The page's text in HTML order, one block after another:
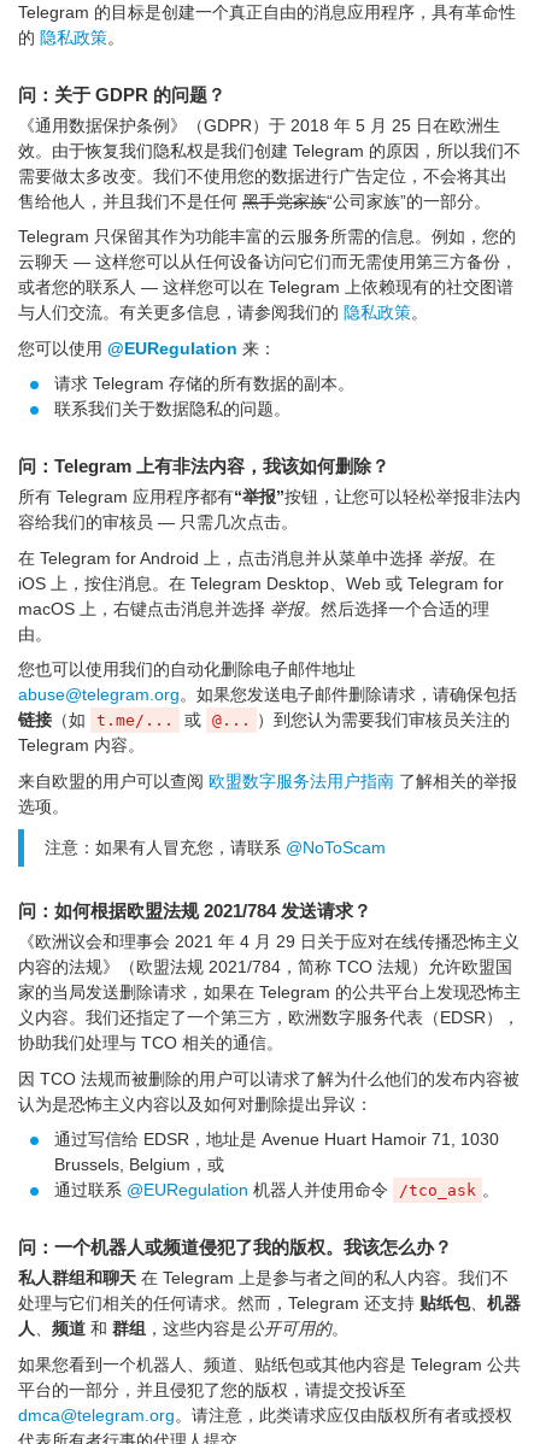
Telegram 的目标是创建一个真正自由的消息应用程序，具有革命性
的 隐私政策。
问：关于 GDPR 的问题？
《通用数据保护条例》（GDPR）于 2018 年 5 月 25 日在欧洲生
效。由于恢复我们隐私权是我们创建 Telegram 的原因，所以我们不
需要做太多改变。我们不使用您的数据进行广告定位，不会将其出
售给他人，并且我们不是任何 黑手党家族“公司家族”的一部分。
Telegram 只保留其作为功能丰富的云服务所需的信息。例如，您的
云聊天 — 这样您可以从任何设备访问它们而无需使用第三方备份，
或者您的联系人 — 这样您可以在 Telegram 上依赖现有的社交图谱
与人们交流。有关更多信息，请参阅我们的 隐私政策。
您可以使用 @EURegulation 来：
请求 Telegram 存储的所有数据的副本。
联系我们关于数据隐私的问题。
问：Telegram 上有非法内容，我该如何删除？
所有 Telegram 应用程序都有“举报”按钮，让您可以轻松举报非法内
容给我们的审核员 — 只需几次点击。
在 Telegram for Android 上，点击消息并从菜单中选择 举报。在
iOS 上，按住消息。在 Telegram Desktop、Web 或 Telegram for
macOS 上，右键点击消息并选择 举报。然后选择一个合适的理
由。
您也可以使用我们的自动化删除电子邮件地址
abuse@telegram.org。如果您发送电子邮件删除请求，请确保包括
链接 （如 t.me/... 或 @...
）到您认为需要我们审核员关注的
Telegram 内容。
来自欧盟的用户可以查阅 欧盟数字服务法用户指南 了解相关的举报
选项。
注意：如果有人冒充您，请联系 @NoToScam
问：如何根据欧盟法规 2021/784 发送请求？
《欧洲议会和理事会 2021 年 4 月 29 日关于应对在线传播恐怖主义
内容的法规》（欧盟法规 2021/784，简称 TCO 法规）允许欧盟国
家的当局发送删除请求，如果在 Telegram 的公共平台上发现恐怖主
义内容。我们还指定了一个第三方，欧洲数字服务代表（EDSR），
协助我们处理与 TCO 相关的通信。
因 TCO 法规而被删除的用户可以请求了解为什么他们的发布内容被
认为是恐怖主义内容以及如何对删除提出异议：
通过写信给 EDSR，地址是 Avenue Huart Hamoir 71, 1030
Brussels, Belgium，或
通过联系 @EURegulation 机器人并使用命令 /tco_ask 。
问：一个机器人或频道侵犯了我的版权。我该怎么办？
私人群组和聊天 在 Telegram 上是参与者之间的私人内容。我们不
处理与它们相关的任何请求。然而，Telegram 还支持 贴纸包、 机器
人
频道 和 群组 ，这些内容是公开可用的。
如果您看到一个机器人、频道、贴纸包或其他内容是 Telegram 公共
平台的一部分，并且侵犯了您的版权，请提交投诉至
dmca@telegram.org。请注意，此类请求应仅由版权所有者或授权
代表所有者行事的代理人提交。